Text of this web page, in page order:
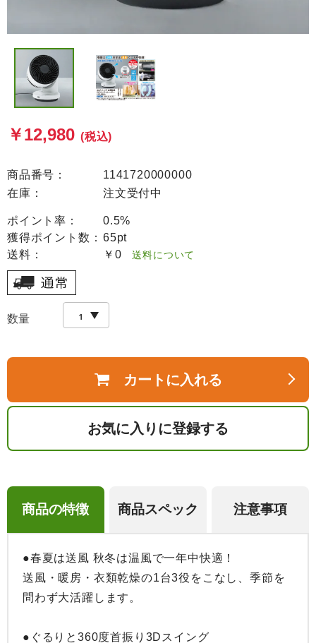
￥12,980 (税込)
商品番号：
1141720000000
在庫：
注文受付中
ポイント率：
0.5%
獲得ポイント数： 65pt
送料：
￥0 送料について
数量
カートに入れる
お気に入りに登録する
商品の特徴 商品スペック 注意事項
●春夏は送風 秋冬は温風で一年中快適！
送風・暖房・衣類乾燥の1台3役をこなし、季節を
問わず大活躍します。
●ぐるりと360度首振り3Dスイング